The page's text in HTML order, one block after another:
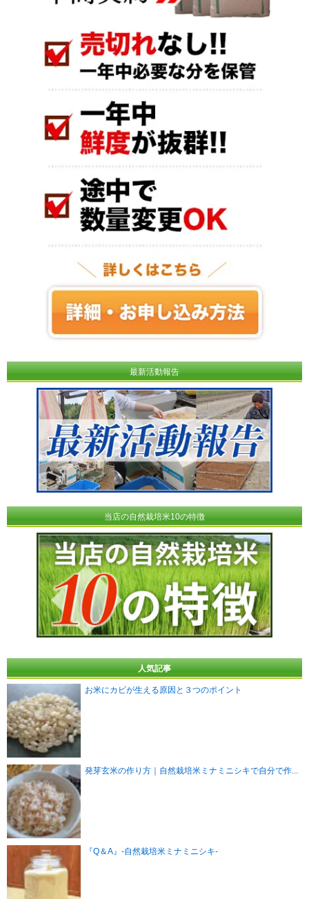
最新活動報告
当店の自然栽培米10の特徴
人気記事
お米にカビが生える原因と３つのポイント
発芽玄米の作り方｜自然栽培米ミナミニシキで自分で作...
『Q＆A』-自然栽培米ミナミニシキ-